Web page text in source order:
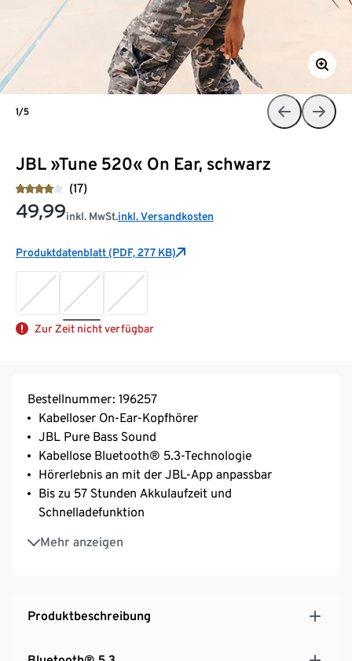
JBL »Tune 520« On Ear, schwarz
(17)
49,99inkl. MwSt.inkl. Versandkosten
Produktdatenblatt (PDF, 277 KB)
Zur Zeit nicht verfügbar
1/5
Bestellnummer: 196257
Kabelloser On-Ear-Kopfhörer
JBL Pure Bass Sound
Kabellose Bluetooth® 5.3-Technologie
Hörerlebnis an mit der JBL-App anpassbar
Bis zu 57 Stunden Akkulaufzeit und
Schnelladefunktion
Mehr anzeigen
Freisprechanrufe mit Voice Aware
Multipoint-Verbindungen
Produktbeschreibung